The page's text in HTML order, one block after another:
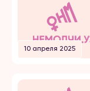
10 апреля 2025